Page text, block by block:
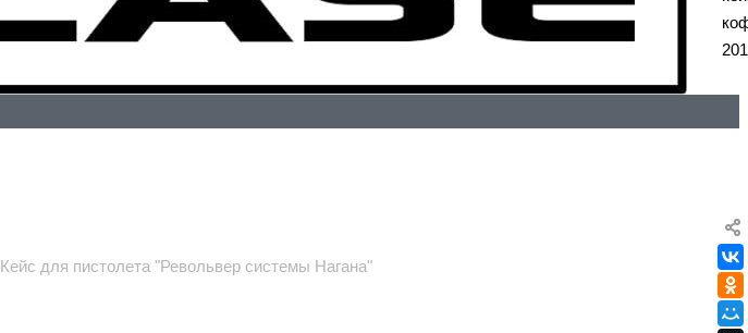
Кейс для пистолета "Револьвер системы Нагана"